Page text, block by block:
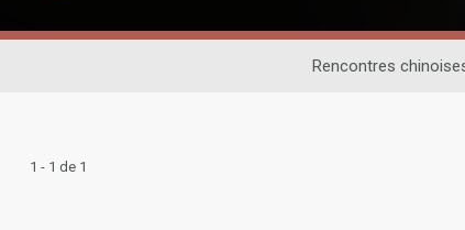
Rencontres
1 - 1 de 1